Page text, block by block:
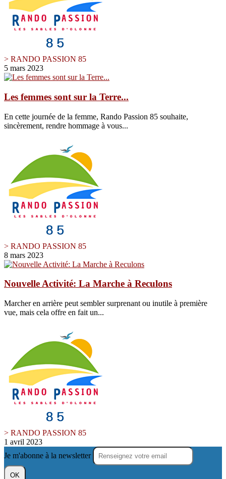
> RANDO PASSION 85
5 mars 2023
Les femmes sont sur la Terre...
En cette journée de la femme, Rando Passion 85 souhaite,
sincèrement, rendre hommage à vous...
> RANDO PASSION 85
8 mars 2023
Nouvelle Activité: La Marche à Reculons
Marcher en arrière peut sembler surprenant ou inutile à première
vue, mais cela offre en fait un...
> RANDO PASSION 85
1 avril 2023
Je m'abonne à la newsletter
OK